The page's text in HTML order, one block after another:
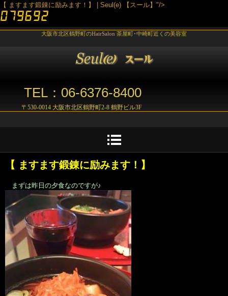
【 ますます鍛錬に励みます！】 | Seul(e) 【スール】"/>
大阪市北区鶴野町のHairSalon 茶屋町･中崎町近くの美容室
TEL：06-6376-8400
〒530-0014 大阪市北区鶴野町2-8 鶴野ビル3F
【 ますます鍛錬に励みます！】
まずは昨日の夕食なのですが♪